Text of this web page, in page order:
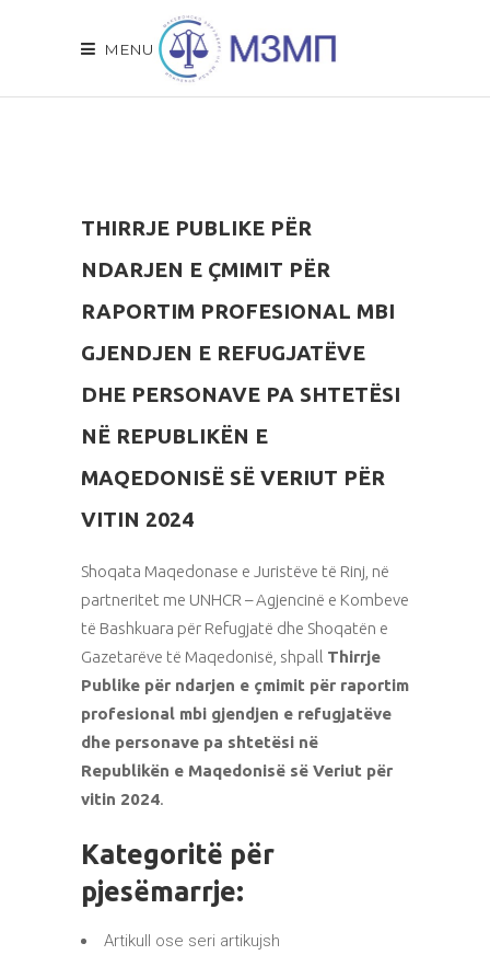
MENU
THIRRJE PUBLIKE PËR
NDARJEN E ÇMIMIT PËR
RAPORTIM PROFESIONAL MBI
GJENDJEN E REFUGJATËVE
DHE PERSONAVE PA SHTETËSI
NË REPUBLIKËN E
MAQEDONISË SË VERIUT PËR
VITIN 2024
Shoqata Maqedonase e Juristëve të Rinj, në
partneritet me UNHCR – Agjencinë e Kombeve
të Bashkuara për Refugjatë dhe Shoqatën e
Gazetarëve të Maqedonisë, shpall Thirrje
Publike për ndarjen e çmimit për raportim
profesional mbi gjendjen e refugjatëve
dhe personave pa shtetësi në
Republikën e Maqedonisë së Veriut për
vitin 2024.
Kategoritë për
pjesëmarrje:
Artikull ose seri artikujsh